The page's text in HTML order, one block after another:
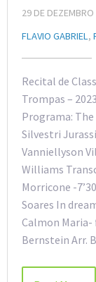
29 DE
FLAVIO GABRIEL,
Recital de
Trompas –
Programa: The
Silvestri
Vanniellyson
Williams
Morricone -
Soares In
Calmon Maria-
Bernstein Arr.